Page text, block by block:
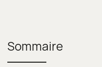
Sommaire